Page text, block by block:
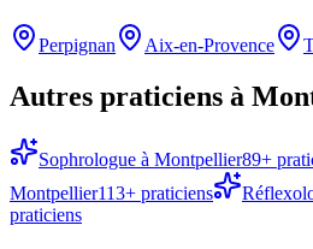
Perpignan Aix-en-Provence
Autres praticiens à
Sophrologue à Montpellier89+
Montpellier113+ praticiens
praticiens